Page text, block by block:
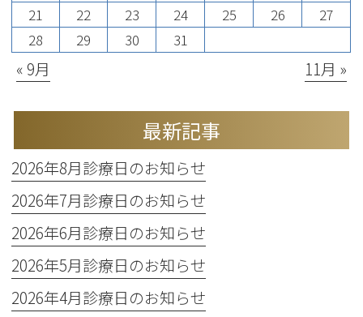
21
22 23 24 25 26
27
28
29 30 31
« 9月 11月 »
最新記事
2026年8月診療日のお知らせ
2026年7月診療日のお知らせ
2026年6月診療日のお知らせ
2026年5月診療日のお知らせ
2026年4月診療日のお知らせ